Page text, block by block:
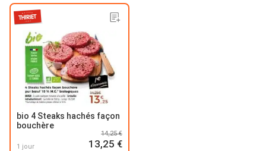
bio 4 Steaks hachés façon
bouchère
1 jour
14,25 €
13,25 €